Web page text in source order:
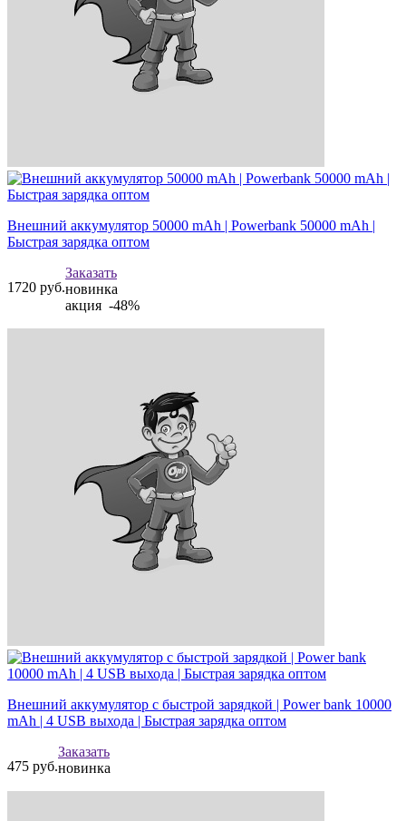
Внешний аккумулятор 50000 mAh | Powerbank 50000 mAh |
Быстрая зарядка оптом
1720 руб.
Заказать
новинка
акция -48%
Внешний аккумулятор с быстрой зарядкой | Power bank 10000
mAh | 4 USB выхода | Быстрая зарядка оптом
475 руб.
Заказать
новинка